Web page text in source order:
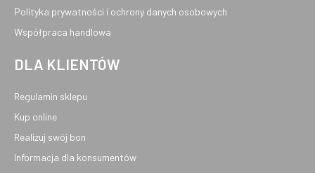
Polityka prywatności i ochrony danych osobowych
Współpraca handlowa
DLA KLIENTÓW
Regulamin sklepu
Kup online
Realizuj swój bon
Informacja dla konsumentów